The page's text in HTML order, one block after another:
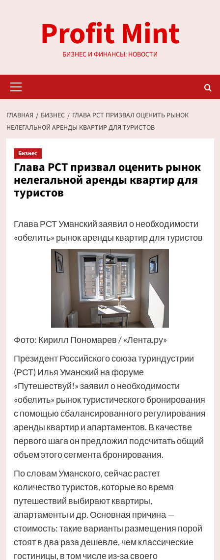
содержимомуProfit Mint
БИЗНЕС И ФИНАНСЫ: НОВОСТИ
меню
ГЛАВНАЯ БИЗНЕС
ГЛАВА РСТ ПРИЗВАЛ ОЦЕНИТЬ РЫНОК
НЕЛЕГАЛЬНОЙ АРЕНДЫ КВАРТИР ДЛЯ ТУРИСТОВ
Бизнес
Глава РСТ призвал оценить рынок
нелегальной аренды квартир для
туристов
Глава РСТ Уманский заявил о необходимости
«обелить» рынок аренды квартир для туристов
Фото: Кирилл Пономарев / «Лента.ру»
Президент Российского союза туриндустрии
(РСТ) Илья Уманский на форуме
«Путешествуй!» заявил о необходимости
«обелить» рынок туристического бронирования
с помощью сбалансированного регулирования
аренды квартир и апартаментов. В качестве
первого шага он предложил подсчитать общий
объем этого сегмента бронирования.
По словам Уманского, сейчас растет
количество туристов, которые во время
путешествий выбирают квартиры,
апартаменты и др. Основная причина —
стоимость: такие варианты размещения порой
стоят в два раза дешевле, чем классические
гостиницы, в том числе из-за своего